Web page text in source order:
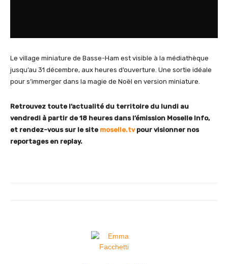
Le village miniature de Basse-Ham est visible à la médiathèque
jusqu’au 31 décembre, aux heures d’ouverture. Une sortie idéale
pour s’immerger dans la magie de Noël en version miniature.
Retrouvez toute l’actualité du territoire du lundi au
vendredi à partir de 18 heures dans l’émission Moselle Info,
et rendez-vous sur le site moselle.tv pour visionner nos
reportages en replay.